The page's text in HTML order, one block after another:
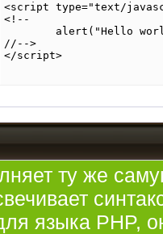
<script type="text/
<!--
//-->
</script>
ту же
языка PHP,